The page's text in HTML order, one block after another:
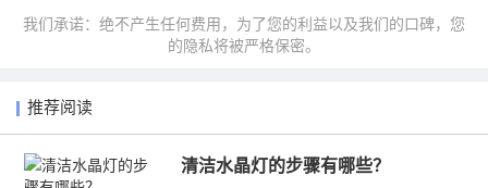
我们承诺：绝不产生任何费用，为了您的利益以及我们的口碑，您
的隐私将被严格保密。
推荐阅读
清洁水晶灯的步骤有哪些？